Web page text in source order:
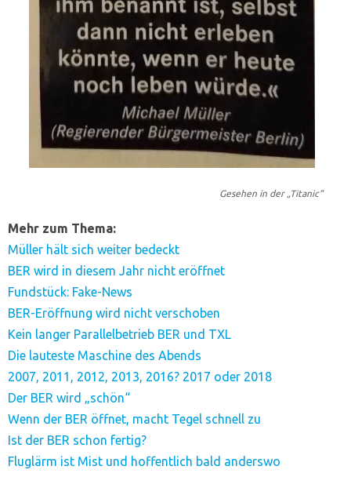
Gesehen in der „Titanic“
Mehr zum Thema:
Müller hält sich weiter bedeckt
BER wird in diesem Jahr nicht eröffnet
Fundstück: Fake-News
BER-Eröffnung wird nicht verschoben
Kein langer Parallelbetrieb BER und TXL
Die lauteste Maschine des Abends
2007, 2011, 2012, 2013, 2016? 2017 oder 2018
Der BER wird „schön“
Wenn der BER öffnet, macht Tegel schnell zu
Ist der BER schon fertig?
Fluglärm ist Mist und hoffentlich bald anderswo